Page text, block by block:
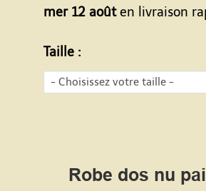
mer 12 aoûten livraison
Taille :
Robe dos nu